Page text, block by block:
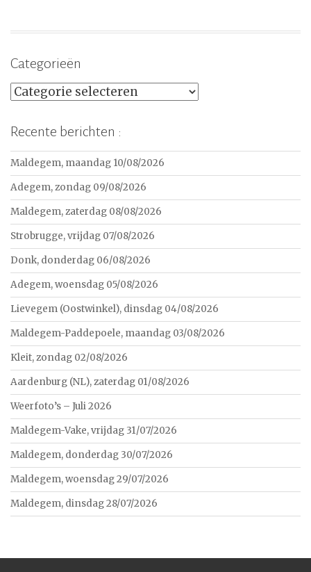
Categorieën
Categorieën
Recente berichten :
Maldegem, maandag 10/08/2026
Adegem, zondag 09/08/2026
Maldegem, zaterdag 08/08/2026
Strobrugge, vrijdag 07/08/2026
Donk, donderdag 06/08/2026
Adegem, woensdag 05/08/2026
Lievegem (Oostwinkel), dinsdag 04/08/2026
Maldegem-Paddepoele, maandag 03/08/2026
Kleit, zondag 02/08/2026
Aardenburg (NL), zaterdag 01/08/2026
Weerfoto’s – Juli 2026
Maldegem-Vake, vrijdag 31/07/2026
Maldegem, donderdag 30/07/2026
Maldegem, woensdag 29/07/2026
Maldegem, dinsdag 28/07/2026